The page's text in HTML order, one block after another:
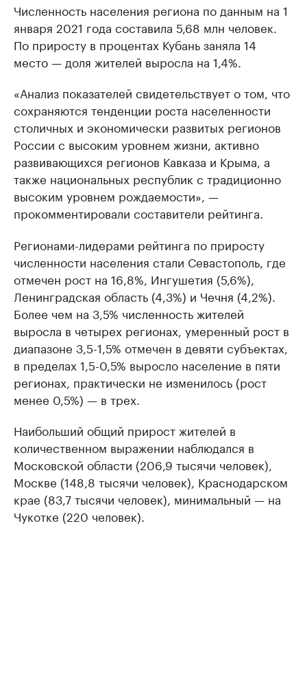
Численность населения региона по данным на 1
января 2021 года составила 5,68 млн человек.
По приросту в процентах Кубань заняла 14
место — доля жителей выросла на 1,4%.
«Анализ показателей свидетельствует о том, что
сохраняются тенденции роста населенности
столичных и экономически развитых регионов
России с высоким уровнем жизни, активно
развивающихся регионов Кавказа и Крыма, а
также национальных республик с традиционно
высоким уровнем рождаемости», —
прокомментировали составители рейтинга.
Регионами-лидерами рейтинга по приросту
численности населения стали Севастополь, где
отмечен рост на 16,8%, Ингушетия (5,6%),
Ленинградская область (4,3%) и Чечня (4,2%).
Более чем на 3,5% численность жителей
выросла в четырех регионах, умеренный рост в
диапазоне 3,5-1,5% отмечен в девяти субъектах,
в пределах 1,5-0,5% выросло население в пяти
регионах, практически не изменилось (рост
менее 0,5%) — в трех.
Наибольший общий прирост жителей в
количественном выражении наблюдался в
Московской области (206,9 тысячи человек),
Москве (148,8 тысячи человек), Краснодарском
крае (83,7 тысячи человек), минимальный — на
Чукотке (220 человек).